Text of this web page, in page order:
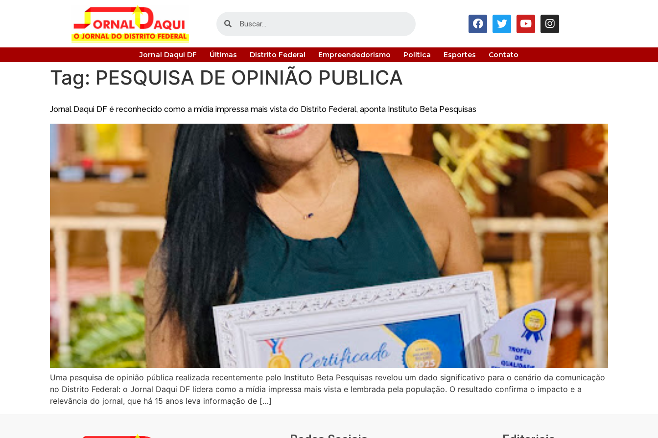
Jornal Daqui DF Últimas Distrito Federal Empreendedorismo Política Esportes Contato
Tag: PESQUISA DE OPINIÃO PUBLICA
Jornal Daqui DF é reconhecido como a mídia impressa mais vista do Distrito Federal, aponta Instituto Beta Pesquisas
Uma pesquisa de opinião pública realizada recentemente pelo Instituto Beta Pesquisas revelou um dado significativo para o cenário da comunicação
no Distrito Federal: o Jornal Daqui DF lidera como a mídia impressa mais vista e lembrada pela população. O resultado confirma o impacto e a
relevância do jornal, que há 15 anos leva informação de […]